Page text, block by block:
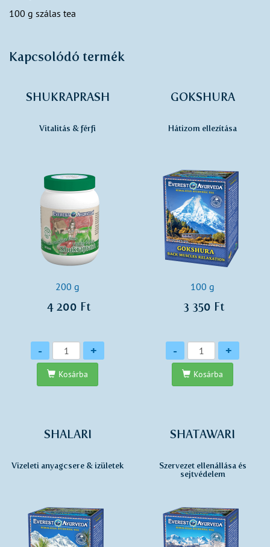
100 g szálas tea
Kapcsolódó termék
SHUKRAPRASH
Vitalitás & férfi
200 g
4 200 Ft
Mennyiség
- +
Kosárba
GOKSHURA
Hátizom ellezítása
100 g
3 350 Ft
Mennyiség
- +
Kosárba
SHALARI
Vizeleti anyagcsere & izületek
SHATAWARI
Szervezet ellenállása és
sejtvédelem